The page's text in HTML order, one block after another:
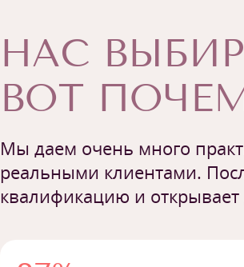
НАС
ВОТ
Мы даем очень много
реальными клиентами.
квалификацию и